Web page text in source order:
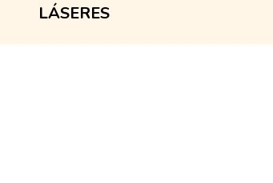
LÁSERES